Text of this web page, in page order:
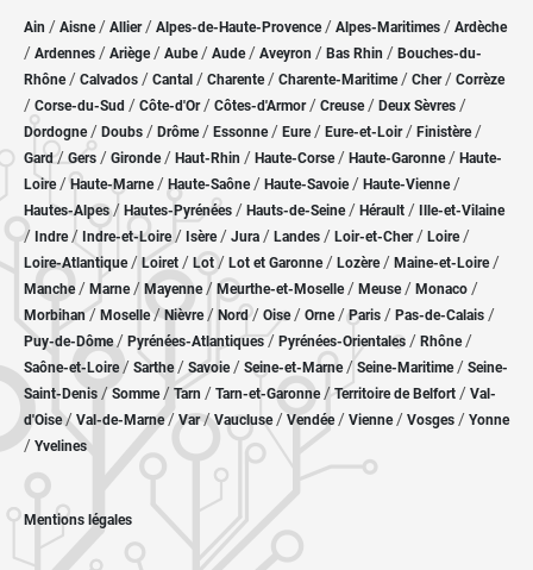
Ain / Aisne/ Allier/ Alpes-de-Haute-Provence / Alpes-Maritimes / Ardèche
/ Ardennes / Ariège/ Aube/ Aude / Aveyron / Bas Rhin / Bouches-du-
Rhône/ Calvados / Cantal / Charente / Charente-Maritime/ Cher / Corrèze
/ Corse-du-Sud / Côte-d'Or / Côtes-d'Armor/ Creuse/ Deux Sèvres /
Dordogne/ Doubs / Drôme/ Essonne / Eure/ Eure-et-Loir / Finistère/
Gard/Gers / Gironde/ Haut-Rhin / Haute-Corse/ Haute-Garonne/ Haute-
Loire/Haute-Marne/ Haute-Saône/ Haute-Savoie/ Haute-Vienne/
Hautes-Alpes/ Hautes-Pyrénées / Hauts-de-Seine/ Hérault / Ille-et-Vilaine
/ Indre/ Indre-et-Loire/ Isère/ Jura / Landes / Loir-et-Cher/ Loire/
Loire-Atlantique/ Loiret / Lot/ Lot et Garonne/ Lozère / Maine-et-Loire/
Manche/ Marne/ Mayenne/ Meurthe-et-Moselle/ Meuse/ Monaco /
Morbihan/ Moselle/ Nièvre / Nord/ Oise / Orne/Paris / Pas-de-Calais /
Puy-de-Dôme/ Pyrénées-Atlantiques / Pyrénées-Orientales / Rhône/
Saône-et-Loire/ Sarthe/ Savoie/ Seine-et-Marne/ Seine-Maritime/ Seine-
Saint-Denis /Somme/ Tarn / Tarn-et-Garonne/Territoire de Belfort / Val-
d'Oise/ Val-de-Marne/Var/Vaucluse/ Vendée/ Vienne/ Vosges / Yonne
/ Yvelines
Mentions légales